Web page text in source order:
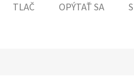
TLAČ OPÝTAŤ SA